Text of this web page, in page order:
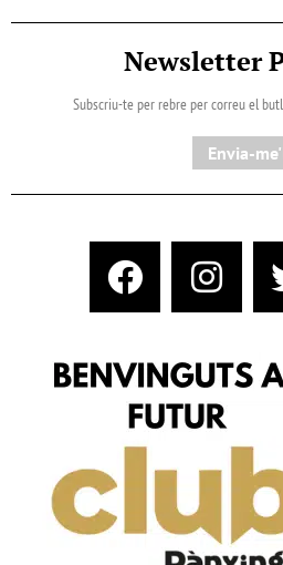
Newsletter
Subscriu-te per rebre per correu el
Envia-